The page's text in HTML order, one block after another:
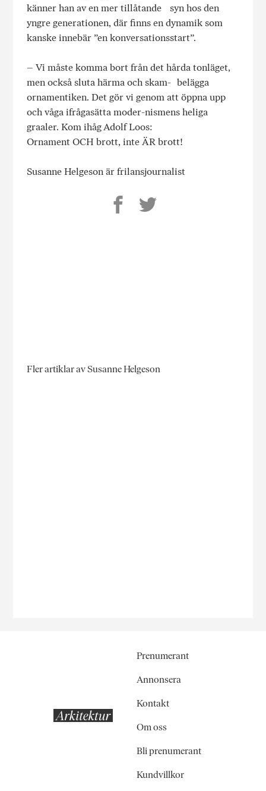
känner han av en mer tillåtande syn hos den
yngre generationen, där finns en dynamik som
kanske innebär ”en konversationsstart”.
– Vi måste komma bort från det hårda tonläget,
men också sluta härma och skam- belägga
ornamentiken. Det gör vi genom att öppna upp
och våga ifrågasätta moder-nismens heliga
graaler. Kom ihåg Adolf Loos:
Ornament OCH brott, inte ÄR brott!
Susanne Helgeson är frilansjournalist
Fler artiklar av Susanne Helgeson
Prenumerant
Annonsera
Kontakt
Om oss
Bli prenumerant
Kundvillkor